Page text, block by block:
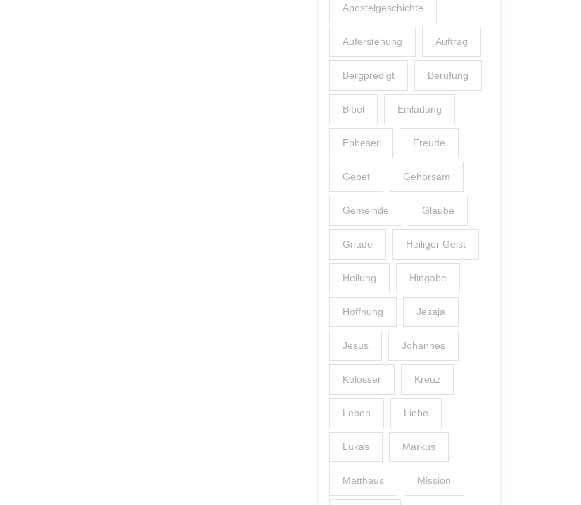
Apostelgeschichte
Auferstehung Auftrag
Bergpredigt Berufung
Bibel Einladung
Epheser Freude
Gebet Gehorsam
Gemeinde Glaube
Gnade Heiliger Geist
Heilung Hingabe
Hoffnung Jesaja
Jesus Johannes
Kolosser Kreuz
Leben Liebe
Lukas Markus
Matthäus Mission